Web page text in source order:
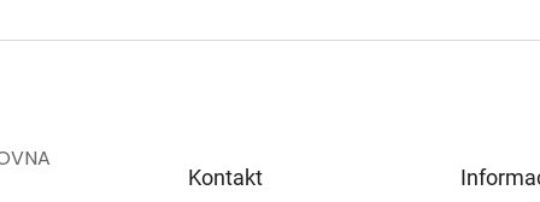
Kontakt